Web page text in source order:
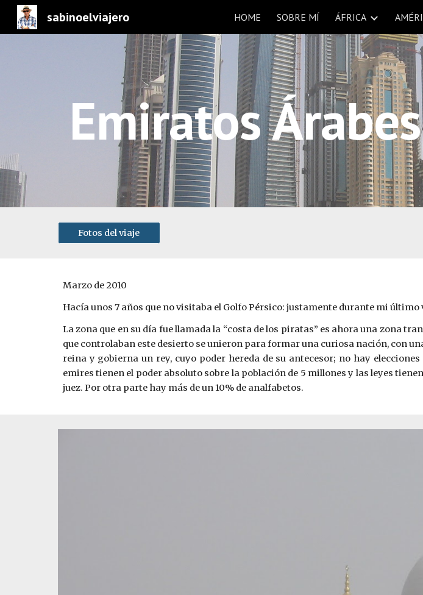
Skip to main content
sabinoelviajero HOME SOBRE MÍ ÁFRICA
Emiratos
Fotos del viaje
Marzo de 2010
Hacía unos 7 años que no visitaba el Golfo Pérsico: justamente durante mi
La zona que en su día fue llamada la “costa de los piratas” es ahora una zona
que controlaban este desierto se unieron para formar una curiosa nación, con
reina y gobierna un rey, cuyo poder hereda de su antecesor; no hay
emires tienen el poder absoluto sobre la población de 5 millones y las leyes
juez. Por otra parte hay más de un 10% de analfabetos.